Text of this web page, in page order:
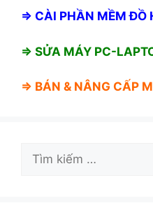
⇒ CÀI PHẦN MỀM ĐỒ
⇒ SỬA MÁY PC-
⇒ BÁN & NÂNG CẤP
Tìm